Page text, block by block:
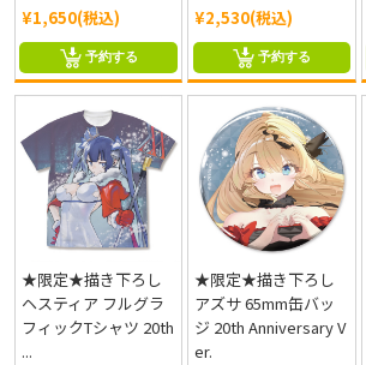
¥1,650(税込)
予約する
¥2,530(税込)
予約する
★限定★描き下ろし
ヘスティア フルグラ
フィックTシャツ 20th
...
★限定★描き下ろし
アズサ 65mm缶バッ
ジ 20th Anniversary V
er.